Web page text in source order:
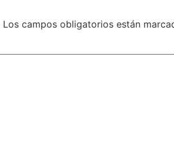
Los campos obligatorios están